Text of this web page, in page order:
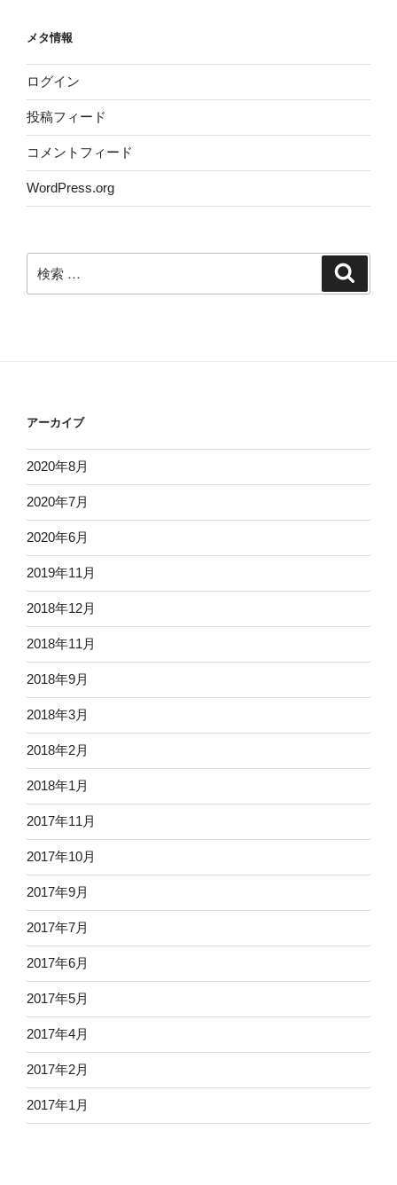
メタ情報
ログイン
投稿フィード
コメントフィード
WordPress.org
索:
アーカイブ
2020年8月
2020年7月
2020年6月
2019年11月
2018年12月
2018年11月
2018年9月
2018年3月
2018年2月
2018年1月
2017年11月
2017年10月
2017年9月
2017年7月
2017年6月
2017年5月
2017年4月
2017年2月
2017年1月